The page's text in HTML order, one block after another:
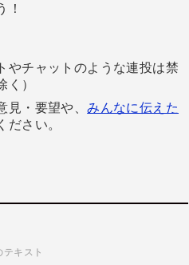
！
やチャットのような連投は禁
く）
見・要望や、みんなに伝えた
ださい。
テキスト